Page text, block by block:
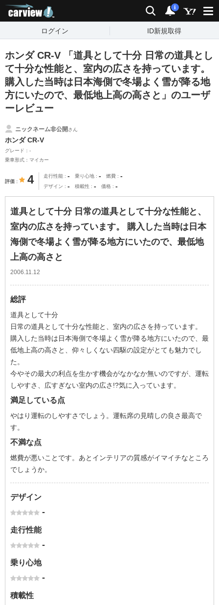
検索 通知
i
ログイン ID新規取得
ホンダ CR-V 「道具として十分 日常の道具とし
て十分な性能と、室内の広さを持っています。
購入した当時は日本海側で冬場よく雪が降る地
方にいたので、最低地上高の高さと」のユーザ
ーレビュー
ニックネーム非公開さん
ホンダ CR-V
グレード：-
乗車形式：マイカー
評価 4 走行性能 - 乗り心地 - 燃費 -
デザイン - 積載性 - 価格 -
道具として十分 日常の道具として十分な性能と、
室内の広さを持っています。 購入した当時は日本
海側で冬場よく雪が降る地方にいたので、最低地
上高の高さと
2006.11.12
総評
道具として十分
日常の道具として十分な性能と、室内の広さを持っています。
購入した当時は日本海側で冬場よく雪が降る地方にいたので、最
低地上高の高さと、仰々しくない四駆の設定がとても魅力でし
た。
今やその最大の利点を生かす機会がなかなか無いのですが、運転
しやすさ、広すぎない室内の広さ!?気に入っています。
満足している点
やはり運転のしやすさでしょう。運転席の見晴しの良さ最高で
す。
不満な点
燃費が悪いことです。あとインテリアの質感がイマイチなところ
でしょうか。
デザイン
-
走行性能
-
乗り心地
-
積載性